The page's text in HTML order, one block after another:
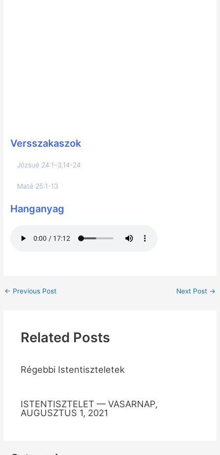
Versszakaszok
Józsué 24:1–3,14-24
Maté 25:1-13
Hanganyag
← Previous Post Next Post →
Related Posts
Régebbi Istentiszteletek
ISTENTISZTELET — VASARNAP,
AUGUSZTUS 1, 2021